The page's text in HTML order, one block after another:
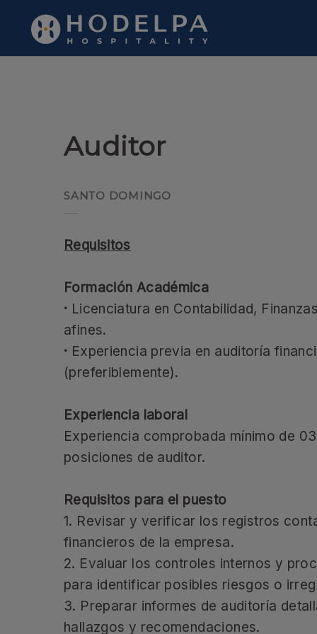
Auditor
SANTO DOMINGO
Requisitos
Formación Académica
· Licenciatura en Contabilidad,
afines.
· Experiencia previa en auditoría
(preferiblemente).
Experiencia laboral
Experiencia comprobada mínimo de
posiciones de auditor.
Requisitos para el puesto
1. Revisar y verificar los registros
financieros de la empresa.
2. Evaluar los controles internos y
para identificar posibles riesgos o
3. Preparar informes de auditoría
hallazgos y recomendaciones.